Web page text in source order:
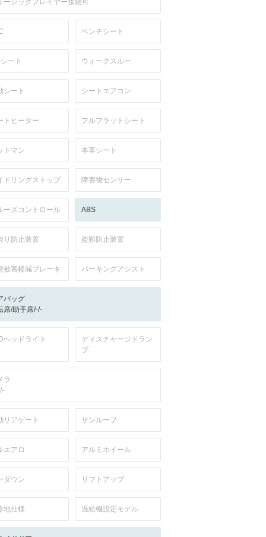
ージックプレイヤー接続可
ベンチシート
ート ウォークスルー
シート シートエアコン
トヒーター フルフラットシート
トマン 本革シート
ドリングストップ 障害物センサー
ーズコントロール ABS
り防止装置 盗難防止装置
被害軽減ブレーキ パーキングアシスト
バッグ
席/助手席/-/-
ヘッドライト
ディスチャージドラン
プ
ラ
リアゲート サンルーフ
エアロ アルミホイール
ダウン リフトアップ
地仕様 過給機設定モデル